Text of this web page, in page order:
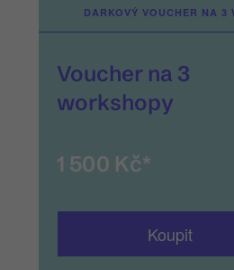
DARKOVÝ VOUCHER NA 3
Voucher na 3
workshopy
1 500 Kč*
Koupit